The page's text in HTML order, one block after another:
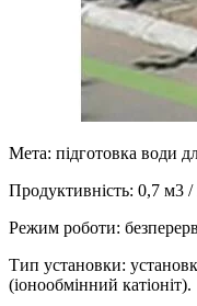
Мета: підготовка води
Продуктивність: 0,7 м3 /
Режим роботи:
Тип установки:
(іонообмінний катіоніт).